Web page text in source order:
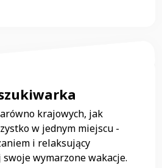
krajowych, jak
w jednym miejscu -
i relaksujący
wymarzone wakacje.